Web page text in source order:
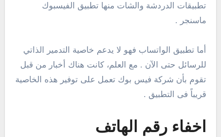
تطبيقات الدردشة والشات منها تطبيق الفيسبوك
ماسنجر .
أما تطبيق الواتساب فهو لا يدعم خاصية التدمير الذاتي
للرسائل حتى الآن . مع العلم، كانت هناك أخبار من قبل
تقوم بأن شركة فيس بوك تعمل على توفير هذه الخاصية
قريباً فى التطبيق .
اخفاء رقم الهاتف